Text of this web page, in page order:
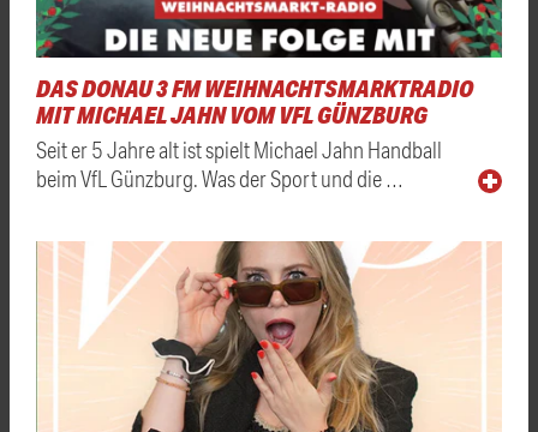
DAS DONAU 3 FM WEIHNACHTSMARKTRADIO
MIT MICHAEL JAHN VOM VFL GÜNZBURG
Seit er 5 Jahre alt ist spielt Michael Jahn Handball
beim VfL Günzburg. Was der Sport und die …